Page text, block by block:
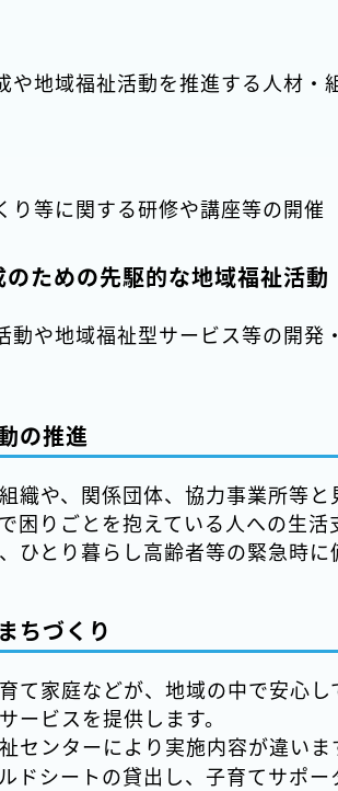
や地域福祉活動を推進する人材・
り等に関する研修や講座等の開催
ための先駆的な地域福祉活動
動や地域福祉型サービス等の開発
の推進
織や、関係団体、協力事業所等
困りごとを抱えている人への生
ひとり暮らし高齢者等の緊急時に
ちづくり
て家庭などが、地域の中で安心
ービスを提供します。
ンターにより実施内容が違いま
ドシートの貸出し、子育てサポ